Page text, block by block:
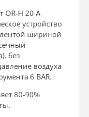
H 20 A
устройство
лентой шириной
без
воздуха
6 BAR.
80-90%